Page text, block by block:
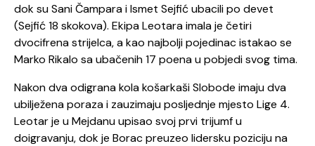
dok su Sani Čampara i Ismet Sejfić ubacili po devet
(Sejfić 18 skokova). Ekipa Leotara imala je četiri
dvocifrena strijelca, a kao najbolji pojedinac istakao se
Marko Rikalo sa ubačenih 17 poena u pobjedi svog tima.
Nakon dva odigrana kola košarkaši Slobode imaju dva
ubilježena poraza i zauzimaju posljednje mjesto Lige 4.
Leotar je u Mejdanu upisao svoj prvi trijumf u
doigravanju, dok je Borac preuzeo lidersku poziciju na